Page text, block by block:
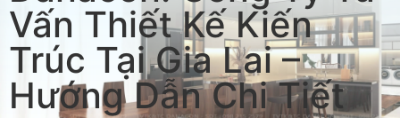
Vấn Thiết Kế Kiến
Trúc Tại Gia Lai –
Hướng Dẫn Chi Tiết